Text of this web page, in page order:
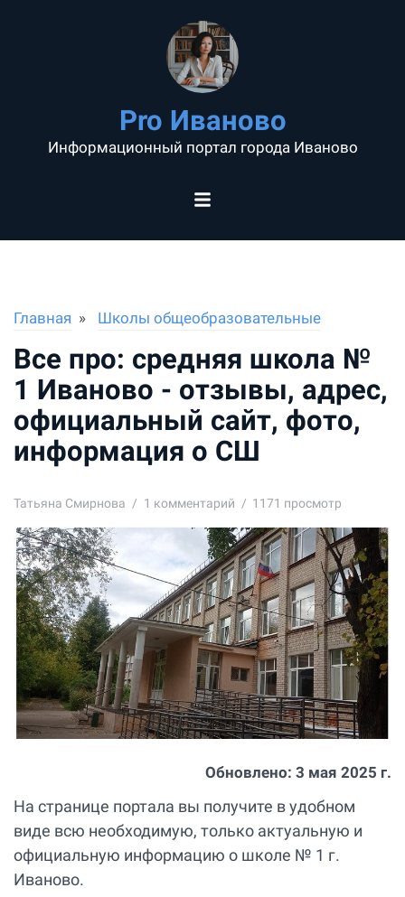
Pro Иваново
Информационный портал города Иваново
Главная Школы общеобразовательные
Все про: средняя школа №
1 Иваново - отзывы, адрес,
официальный сайт, фото,
информация о СШ
Татьяна Смирнова 1 комментарий 1171 просмотр
Обновлено: 3 мая 2025 г.
На странице портала вы получите в удобном
виде всю необходимую, только актуальную и
официальную информацию о школе № 1 г.
Иваново.